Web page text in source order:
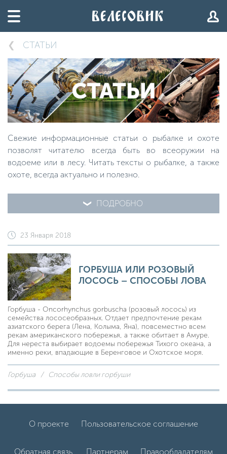
СТАТЬИ
Свежие информационные статьи о рыбалке и охоте
позволят читателю всегда быть во всеоружии на
водоеме или в лесу. Читать тексты о рыбалке, а также
охоте, всегда актуально и полезно.
ПОДРОБНО
23 Января 2018
ГОРБУША ИЛИ РОЗОВЫЙ
ЛОСОСЬ – СПОСОБЫ ЛОВА
Горбуша - Oncorhynchus gorbuscha (розовый лосось) из
семейства лососеобразных. Отдает предпочтение рекам
азиатского берега (Лена, Колыма, Яна), повсеместно всем
рекам американского побережья, а также обитает в Амуре.
Для нереста выбирает водоемы побережья Тихого океана, а
именно реки, впадающие в Беренговое и Охотское моря.
Горбуша Способы ловли горбуши
О проекте Пользовательское соглашение
Обратная связь. Партнерам Правообладателям